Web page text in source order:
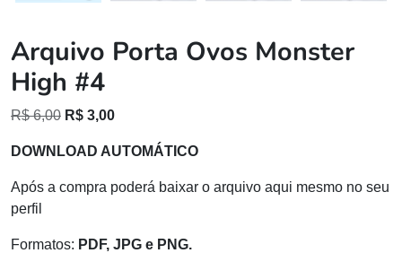
Arquivo Porta Ovos Monster
High #4
R$6,00 O
original
R$ 3,00O
atual
DOWNLOAD AUTOMÁTICO
Após a compra poderá baixar o arquivo aqui mesmo no seu
perfil
Formatos: PDF, JPG e PNG.